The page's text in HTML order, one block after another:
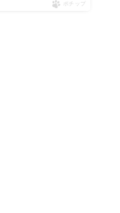
ポチップ